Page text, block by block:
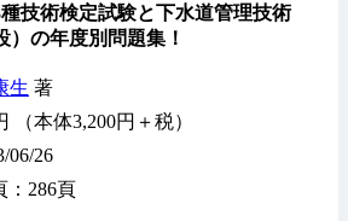
技術検定試験と下水道管理技術
）の年度別問題集！
生 著
（本体3,200円＋税）
06/26
286頁